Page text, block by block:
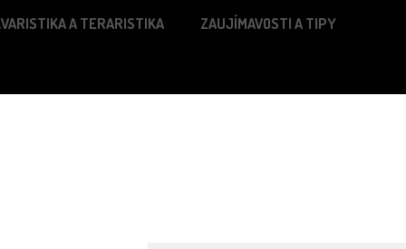
A TERARISTIKA ZAUJÍMAVOSTI A TIPY